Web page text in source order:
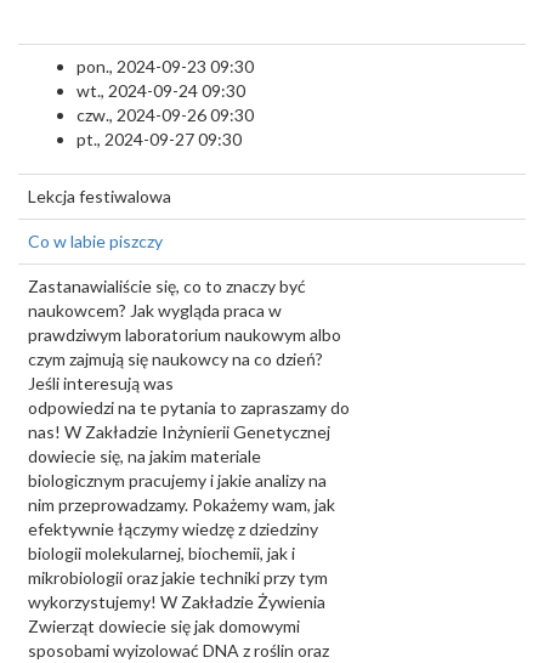
pon., 2024-09-23 09:30
wt., 2024-09-24 09:30
czw., 2024-09-26 09:30
pt., 2024-09-27 09:30
Lekcja festiwalowa
Co w labie piszczy
Zastanawialiście się, co to znaczy być
naukowcem? Jak wygląda praca w
prawdziwym laboratorium naukowym albo
czym zajmują się naukowcy na co dzień?
Jeśli interesują was
odpowiedzi na te pytania to zapraszamy do
nas! W Zakładzie Inżynierii Genetycznej
dowiecie się, na jakim materiale
biologicznym pracujemy i jakie analizy na
nim przeprowadzamy. Pokażemy wam, jak
efektywnie łączymy wiedzę z dziedziny
biologii molekularnej, biochemii, jak i
mikrobiologii oraz jakie techniki przy tym
wykorzystujemy! W Zakładzie Żywienia
Zwierząt dowiecie się jak domowymi
sposobami wyizolować DNA z roślin oraz